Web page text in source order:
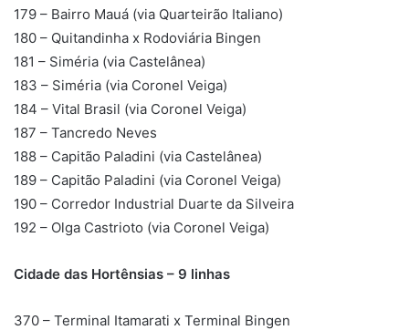
179 – Bairro Mauá (via Quarteirão Italiano)
180 – Quitandinha x Rodoviária Bingen
181 – Siméria (via Castelânea)
183 – Siméria (via Coronel Veiga)
184 – Vital Brasil (via Coronel Veiga)
187 – Tancredo Neves
188 – Capitão Paladini (via Castelânea)
189 – Capitão Paladini (via Coronel Veiga)
190 – Corredor Industrial Duarte da Silveira
192 – Olga Castrioto (via Coronel Veiga)
Cidade das Hortênsias – 9 linhas
370 – Terminal Itamarati x Terminal Bingen